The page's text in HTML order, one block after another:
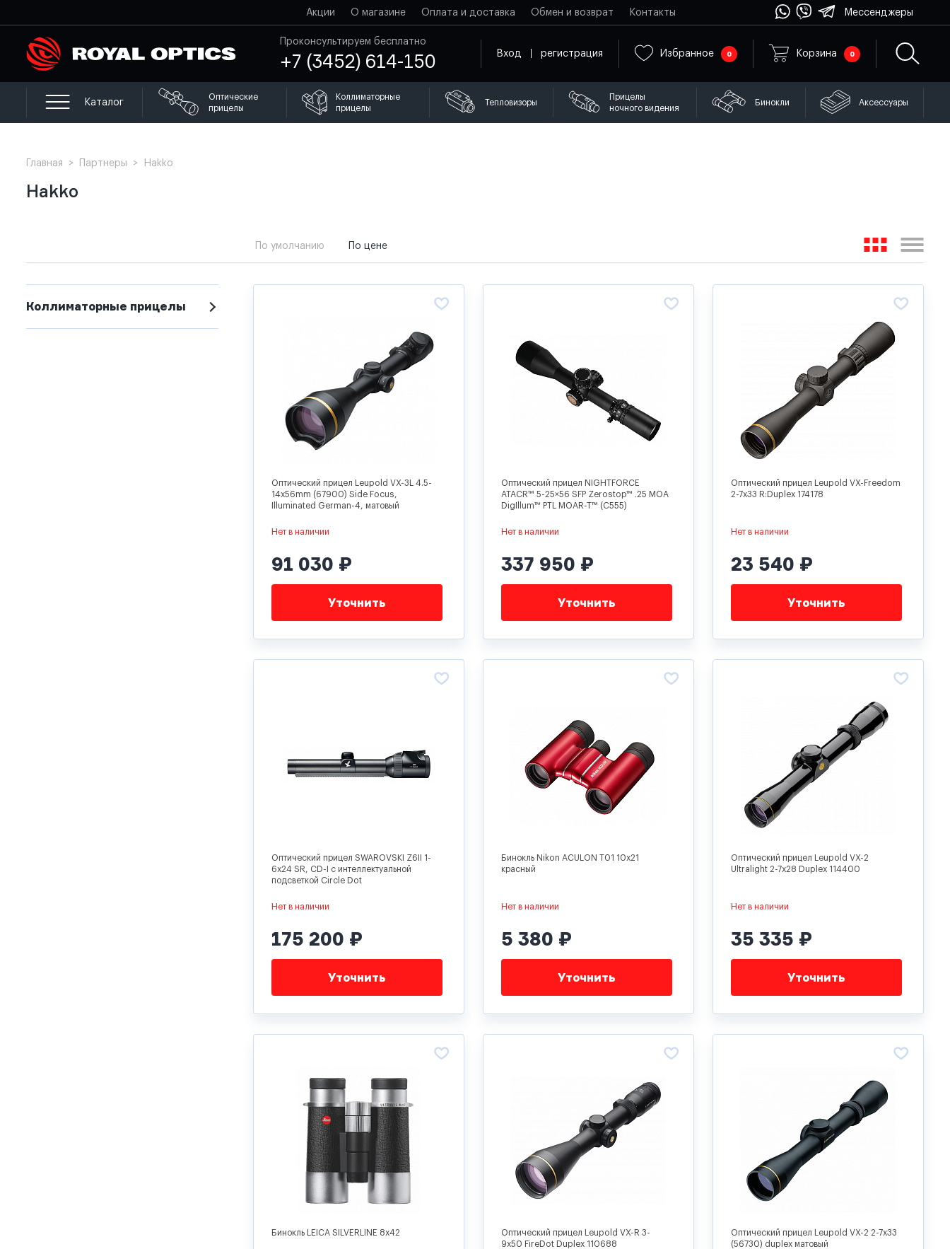
Акции О магазине Оплата и доставка Обмен и возврат Контакты Мессенджеры
Проконсультируем бесплатно
+7 (3452) 614-150 Вход регистрация Избранное 0 Корзина 0
Каталог
Оптические
прицелы
Коллиматорные
прицелы
Тепловизоры
Прицелы
ночного видения
Бинокли Аксессуары
Главная > Партнеры > Hakko
Hakko
По умолчанию По цене
Коллиматорные прицелы
Оптический прицел Leupold VX-3L 4.5-
14x56mm (67900) Side Focus,
Illuminated German-4, матовый
Нет в наличии
91 030 ₽
Уточнить
Оптический прицел NIGHTFORCE
ATACR™ 5-25×56 SFP Zerostop™ .25 MOA
DigIllum™ PTL MOAR-T™ (C555)
Нет в наличии
337 950 ₽
Уточнить
Оптический прицел Leupold VX-Freedom
2-7x33 R:Duplex 174178
Нет в наличии
23 540 ₽
Уточнить
Оптический прицел SWAROVSKI Z6II 1-
6x24 SR, CD-I с интеллектуальной
подсветкой Circle Dot
Нет в наличии
175 200 ₽
Уточнить
Бинокль Nikon ACULON T01 10x21
красный
Нет в наличии
5 380 ₽
Уточнить
Оптический прицел Leupold VX-2
Ultralight 2-7x28 Duplex 114400
Нет в наличии
35 335 ₽
Уточнить
Бинокль LEICA SILVERLINE 8x42
Оптический прицел Leupold VX-R 3-
9x50 FireDot Duplex 110688
Оптический прицел Leupold VX-2 2-7x33
(56730) duplex матовый